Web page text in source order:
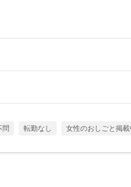
問 転勤なし 女性のおしごと掲載